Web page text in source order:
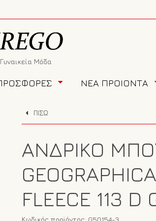
Μόδα
ΝΕΑ ΠΡΟΙΟΝΤΑ
ΠΙΣΩ
ΑΝΔΡΙΚΌ
FLEECE 113 D
Κωδικός προϊόντος: G50154-3